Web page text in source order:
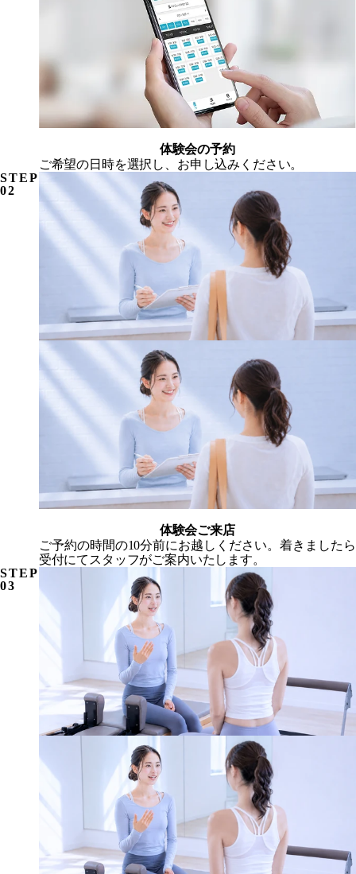
体験会の予約
ご希望の日時を選択し、お申し込みください。
STEP
02
体験会ご来店
ご予約の時間の10分前にお越しください。着きましたら
受付にてスタッフがご案内いたします。
STEP
03